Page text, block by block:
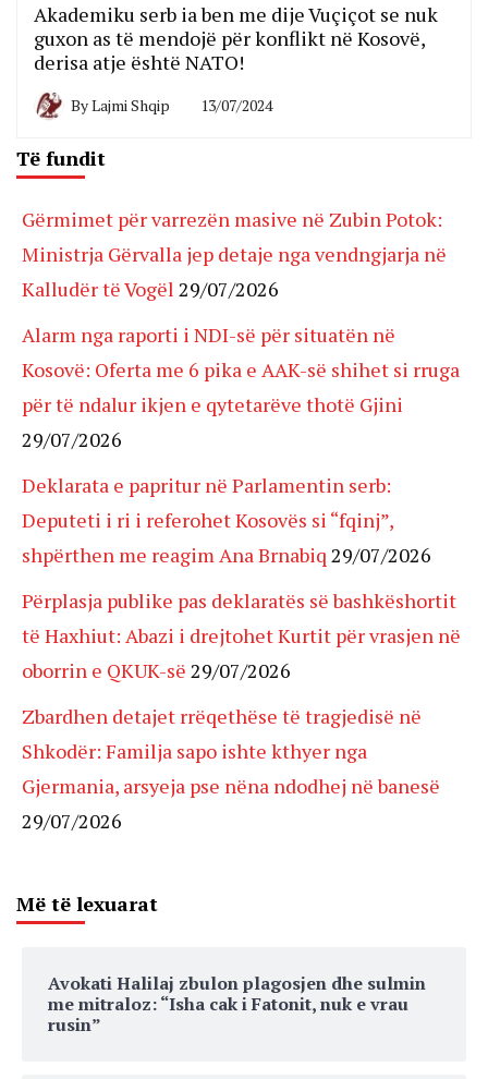
Akademiku serb ia ben me dije Vuçiçot se nuk
guxon as të mendojë për konflikt në Kosovë,
derisa atje është NATO!
ByLajmi Shqip 13/07/2024
Të fundit
Gërmimet për varrezën masive në Zubin Potok:
Ministrja Gërvalla jep detaje nga vendngjarja në
Kalludër të Vogël 29/07/2026
Alarm nga raporti i NDI-së për situatën në
Kosovë: Oferta me 6 pika e AAK-së shihet si rruga
për të ndalur ikjen e qytetarëve thotë Gjini
29/07/2026
Deklarata e papritur në Parlamentin serb:
Deputeti i ri i referohet Kosovës si “fqinj”,
shpërthen me reagim Ana Brnabiq 29/07/2026
Përplasja publike pas deklaratës së bashkëshortit
të Haxhiut: Abazi i drejtohet Kurtit për vrasjen në
oborrin e QKUK-së 29/07/2026
Zbardhen detajet rrëqethëse të tragjedisë në
Shkodër: Familja sapo ishte kthyer nga
Gjermania, arsyeja pse nëna ndodhej në banesë
29/07/2026
Më të lexuarat
Avokati Halilaj zbulon plagosjen dhe sulmin
me mitraloz: “Isha cak i Fatonit, nuk e vrau
rusin”